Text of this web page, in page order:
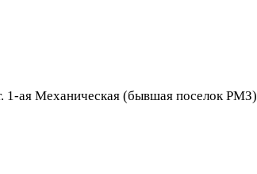
1-ая Механическая (бывшая поселок РМЗ)